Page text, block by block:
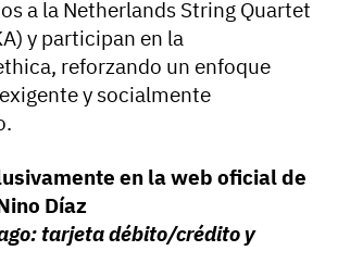
a la Netherlands String Quartet
y participan en la
reforzando un enfoque
y socialmente
en la web oficial de
Díaz
tarjeta débito/crédito y